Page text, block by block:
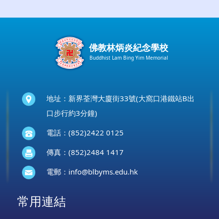
佛教林炳炎紀念學校
Buddhist Lam Bing Yim Memorial
地址：新界荃灣大廈街33號(大窩口港鐵站B出
口步行約3分鐘)
電話：(852)2422 0125
傳真：(852)2484 1417
電郵： info@blbyms.edu.hk
常用連結